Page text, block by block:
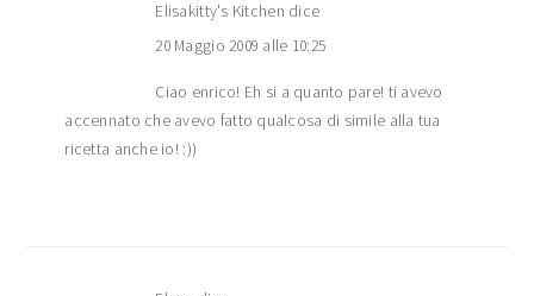
Elisakitty's Kitchen dice
20 Maggio 2009 alle 10:25
Ciao enrico! Eh si a quanto pare! ti avevo
accennato che avevo fatto qualcosa di simile alla tua
ricetta anche io! :))